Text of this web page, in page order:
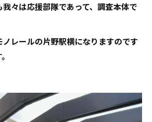
々は応援部隊であって、調査本体で
レールの片野駅横になりますのです